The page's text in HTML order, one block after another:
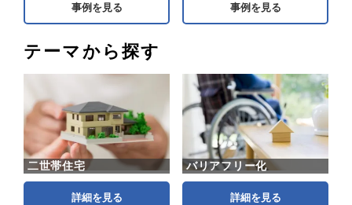
事例を見る 事例を見る
テーマから探す
二世帯住宅
詳細を見る
バリアフリー化
詳細を見る